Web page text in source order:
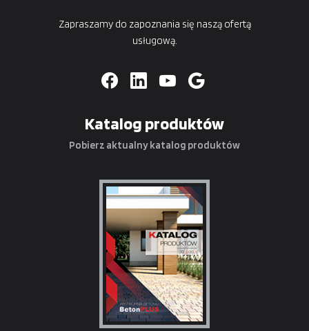
Zapraszamy do zapoznania się naszą ofertą
usługową.
Katalog produktów
Pobierz aktualny katalog produktów